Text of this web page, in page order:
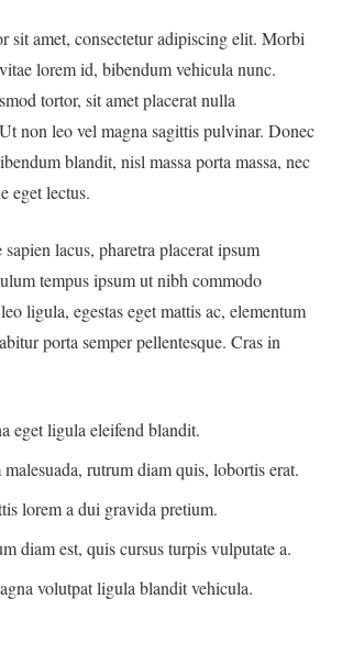
sit amet, consectetur adipiscing elit. Morbi
lorem id, bibendum vehicula nunc.
tortor, sit amet placerat nulla
non leo vel magna sagittis pulvinar. Donec
blandit, nisl massa porta massa, nec
eget lectus.
lacus, pharetra placerat ipsum
tempus ipsum ut nibh commodo
ligula, egestas eget mattis ac, elementum
porta semper pellentesque. Cras in
eget ligula eleifend blandit.
rutrum diam quis, lobortis erat.
lorem a dui gravida pretium.
diam est, quis cursus turpis vulputate a.
volutpat ligula blandit vehicula.